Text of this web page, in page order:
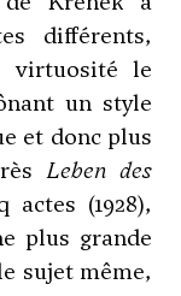
différents,
virtuosité le
un style
et donc plus
Leben des
(1928),
plus grande
sujet même,